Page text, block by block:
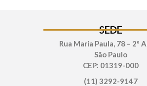
SEDE
Rua Maria Paula, 78 – 2º
São Paulo
CEP: 01319-000
(11) 3292-9147